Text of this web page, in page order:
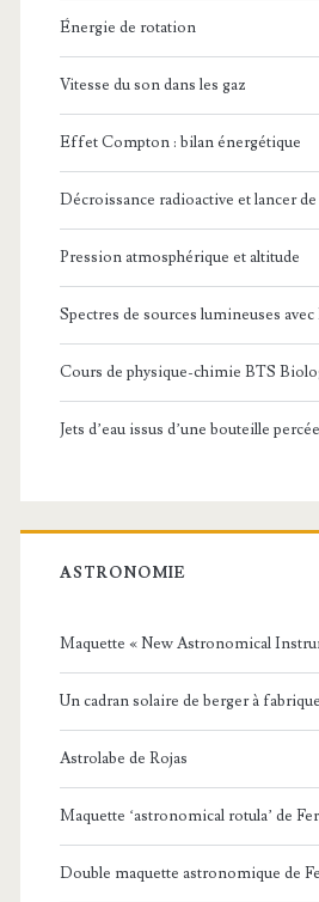
Énergie de rotation
Vitesse du son dans les gaz
Effet Compton : bilan énergétique
Décroissance radioactive et lancer de
Pression atmosphérique et altitude
Spectres de sources lumineuses
Cours de physique-chimie BTS
Jets d’eau issus d’une bouteille percée
ASTRONOMIE
Maquette « New Astronomical
Un cadran solaire de berger à
Astrolabe de Rojas
Maquette ‘astronomical rotula’ de
Double maquette astronomique de